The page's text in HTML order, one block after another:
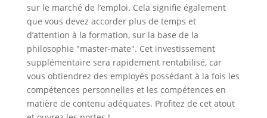
sur le marché de l’emploi. Cela signifie également
que vous devez accorder plus de temps et
d’attention à la formation, sur la base de la
philosophie "master-mate". Cet investissement
supplémentaire sera rapidement rentabilisé, car
vous obtiendrez des employés possédant à la fois les
compétences personnelles et les compétences en
matière de contenu adéquates. Profitez de cet atout